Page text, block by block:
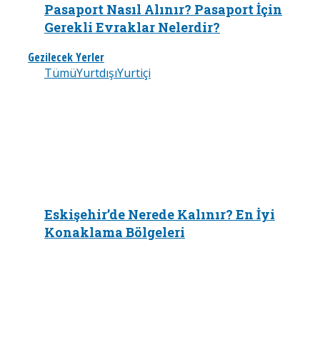
Pasaport Nasıl Alınır? Pasaport İçin
Gerekli Evraklar Nelerdir?
Gezilecek Yerler
TümüYurtdışıYurtiçi
Eskişehir’de Nerede Kalınır? En İyi
Konaklama Bölgeleri